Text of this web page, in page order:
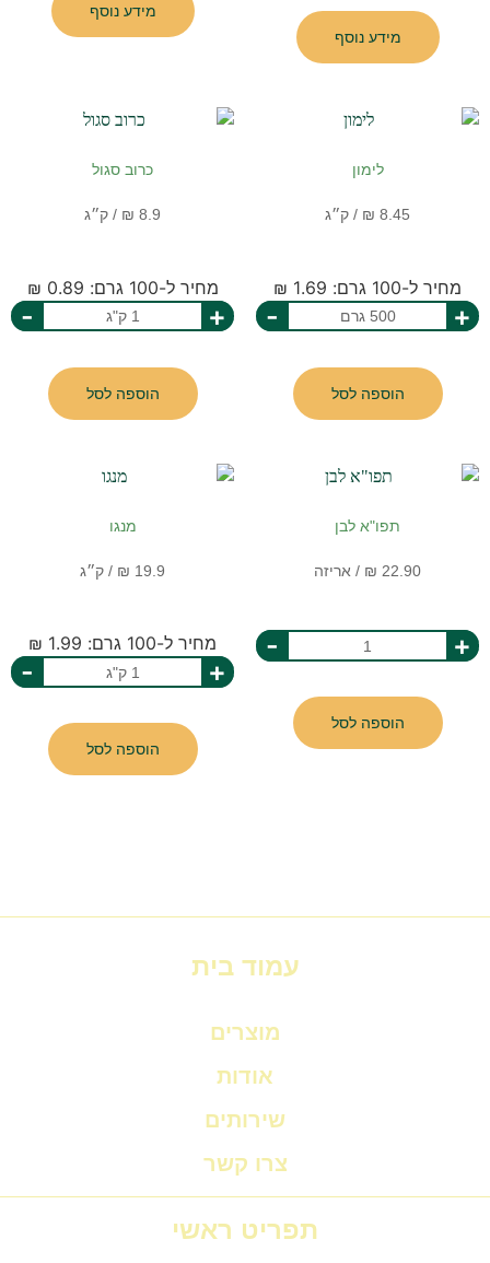
מידע נוסף
מידע נוסף
לימון
מחיר ל-100 גרם: 1.69 ₪
+
-
הוספה לסל
כרוב סגול
מחיר ל-100 גרם: 0.89 ₪
+
-
הוספה לסל
תפו"א לבן
+
-
הוספה לסל
מנגו
מחיר ל-100 גרם: 1.99 ₪
+
-
הוספה לסל
עמוד בית
מוצרים
אודות
שירותים
צרו קשר
תפריט ראשי